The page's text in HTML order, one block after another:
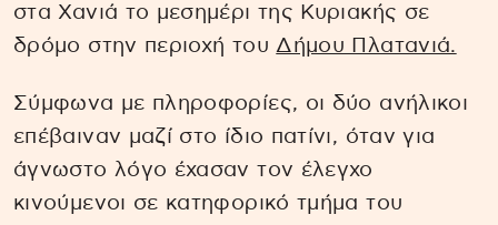
στα Χανιά το μεσημέρι της Κυριακής σε
δρόμο στην περιοχή του Δήμου Πλατανιά.
Σύμφωνα με πληροφορίες, οι δύο ανήλικοι
επέβαιναν μαζί στο ίδιο πατίνι, όταν για
άγνωστο λόγο έχασαν τον έλεγχο
κινούμενοι σε κατηφορικό τμήμα του